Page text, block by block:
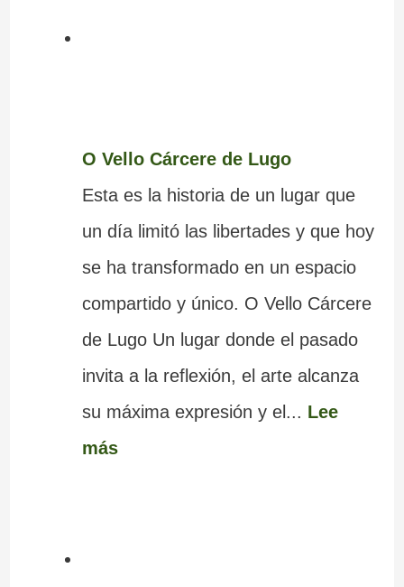
O Vello Cárcere de Lugo
Esta es la historia de un lugar que
un día limitó las libertades y que hoy
se ha transformado en un espacio
compartido y único. O Vello Cárcere
de Lugo Un lugar donde el pasado
invita a la reflexión, el arte alcanza
su máxima expresión y el... Lee
más